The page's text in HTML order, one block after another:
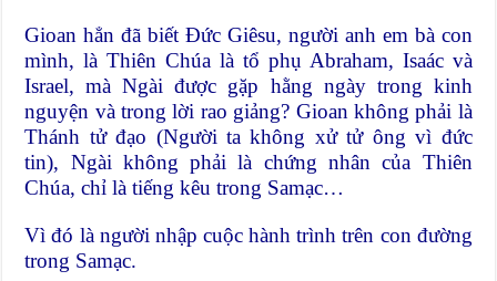
Gioan hẳn đã biết Đức Giêsu, người anh em bà con
mình, là Thiên Chúa là tổ phụ Abraham, Isaác và
Israel, mà Ngài được gặp hằng ngày trong kinh
nguyện và trong lời rao giảng? Gioan không phải là
Thánh tử đạo (Người ta không xử tử ông vì đức
tin), Ngài không phải là chứng nhân của Thiên
Chúa, chỉ là tiếng kêu trong Samạc…
Vì đó là người nhập cuộc hành trình trên con đường
trong Samạc.